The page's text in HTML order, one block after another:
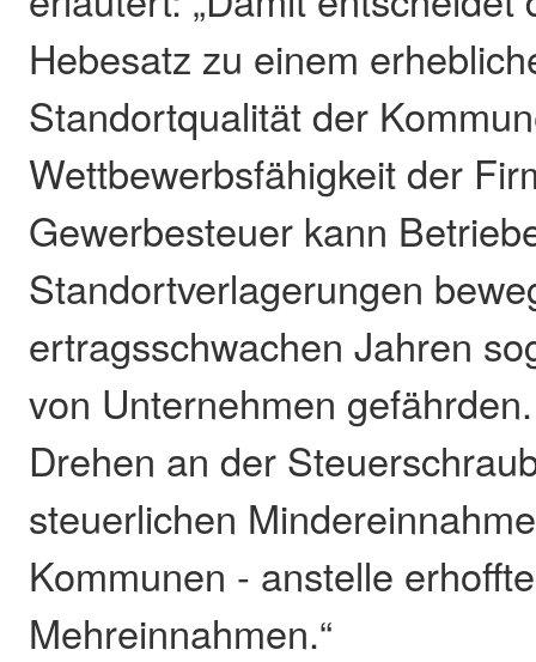
Hebesatz zu einem
Standortqualität der
Wettbewerbsfähigkeit der
Gewerbesteuer kann
Standortverlagerungen
ertragsschwachen Jahren
von Unternehmen
Drehen an der
steuerlichen
Kommunen - anstelle
Mehreinnahmen.“